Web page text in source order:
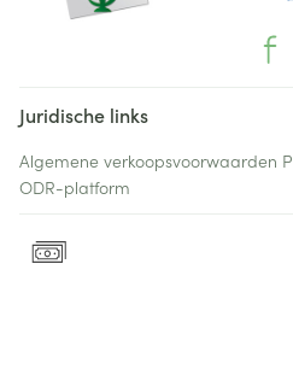
Juridische links
Algemene verkoopsvoorwaarden
ODR-platform